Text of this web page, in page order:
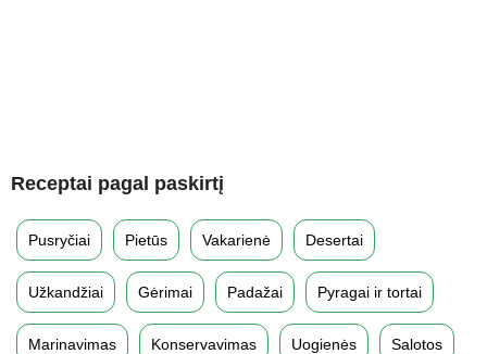
Receptai pagal paskirtį
Pusryčiai Pietūs Vakarienė Desertai
Užkandžiai Gėrimai Padažai Pyragai ir tortai
Marinavimas Konservavimas Uogienės Salotos